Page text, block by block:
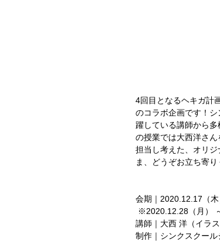
4回目となるヘキガ計
のコラボ企画です！
躍している講師から
の授業では大西洋さ
担当し考えた、オリ
ま、どうぞお立ち寄り
会期｜2020.12.17（
※2020.12.28（月）
講師｜大西 洋（イラ
制作｜シンクスクール